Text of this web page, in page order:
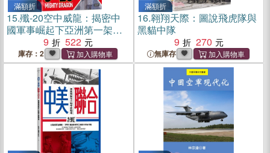
滿額折
15.殲-20空中威龍：揭密中
國軍事崛起下亞洲第一架匿
蹤戰鬥機9 522
庫存：2
滿額折
16.翱翔天際：圖說飛虎隊與
黑貓中隊
9
270
無庫存